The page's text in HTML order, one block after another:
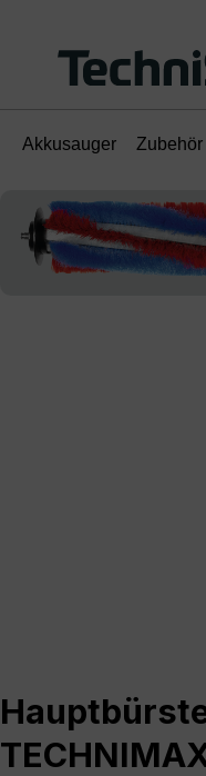
Akkusauger Zubehör
Bildergalerie